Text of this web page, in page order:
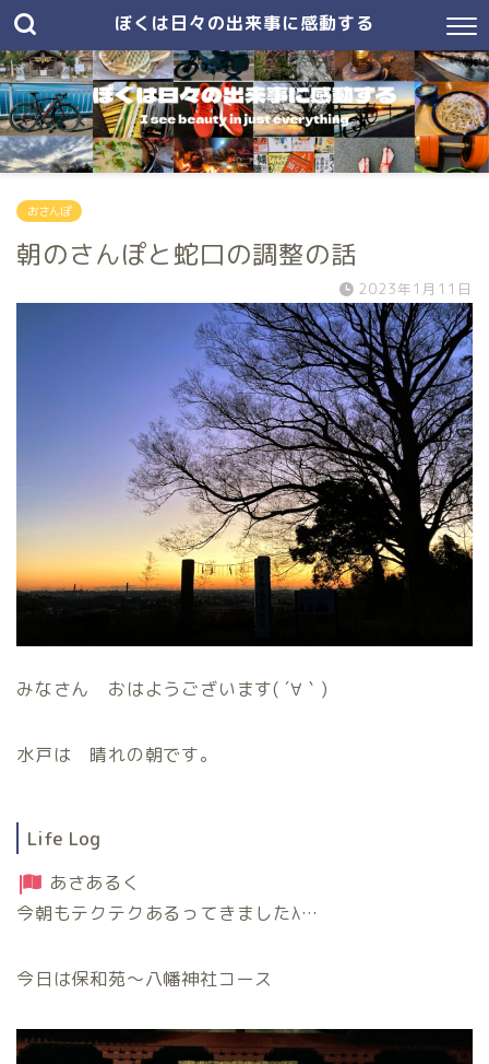
ぼくは日々の出来事に感動する
おさんぽ
朝のさんぽと蛇口の調整の話
2023年1月11日
みなさん おはようございます( ´∀｀)
水戸は 晴れの朝です。
Life Log
あさあるく
今朝もテクテクあるってきましたλ…
今日は保和苑〜八幡神社コース